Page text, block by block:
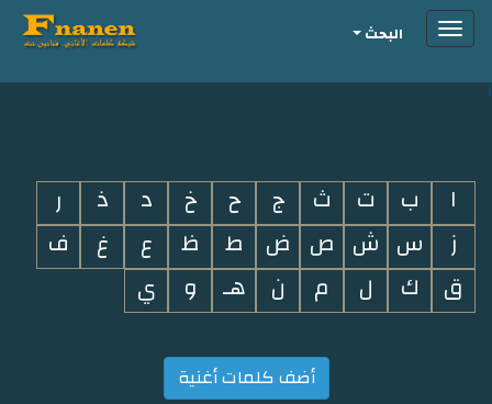
i
Toggleالبحث
ا ب ت ث ج ح خ د ذ
ر
ز
س ش ص ض ط ظ ع غ
ف
ق
ك ل م ن هـ و ي
أضف كلمات أغنية